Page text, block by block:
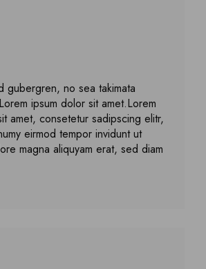
gubergren, no sea takimata
ipsum dolor sit amet.Lorem
amet, consetetur sadipscing elitr,
eirmod tempor invidunt ut
magna aliquyam erat, sed diam